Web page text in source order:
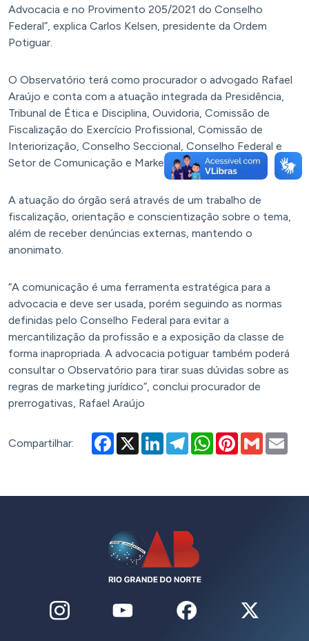
Advocacia e no Provimento 205/2021 do Conselho
Federal”, explica Carlos Kelsen, presidente da Ordem
Potiguar.
O Observatório terá como procurador o advogado Rafael
Araújo e conta com a atuação integrada da Presidência,
Tribunal de Ética e Disciplina, Ouvidoria, Comissão de
Fiscalização do Exercício Profissional, Comissão de
Interiorização, Conselho Seccional, Conselho Federal e
Setor de Comunicação e Marketing.
A atuação do órgão será através de um trabalho de
fiscalização, orientação e conscientização sobre o tema,
além de receber denúncias externas, mantendo o
anonimato.
“A comunicação é uma ferramenta estratégica para a
advocacia e deve ser usada, porém seguindo as normas
definidas pelo Conselho Federal para evitar a
mercantilização da profissão e a exposição da classe de
forma inapropriada. A advocacia potiguar também poderá
consultar o Observatório para tirar suas dúvidas sobre as
regras de marketing jurídico”, conclui procurador de
prerrogativas, Rafael Araújo
Compartilhar: Facebook
X LinkedInTelegramWhatsAppPinterest
Gmail